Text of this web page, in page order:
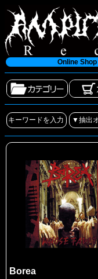
Online Shop
Borea